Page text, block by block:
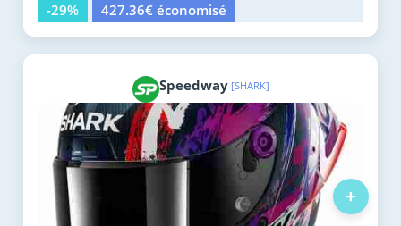
-29%
427.36€ économisé
Speedway [SHARK]
+